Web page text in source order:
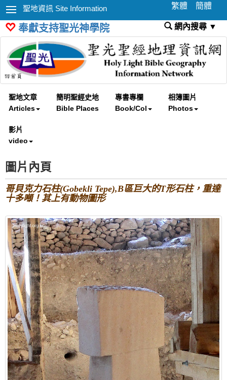
聖地資訊 Site Information 繁體 簡體
奉獻支持聖光神學院 網內搜尋 ▼
聖地文章
Articles
簡明聖經史地
Bible Places
專書專欄
Book/Col
相簿圖片
Photos
影片
video
圖片內頁
哥貝克力石柱(Gobekli Tepe),B區巨大的T形石柱，重達
十多噸！其上有動物圖形